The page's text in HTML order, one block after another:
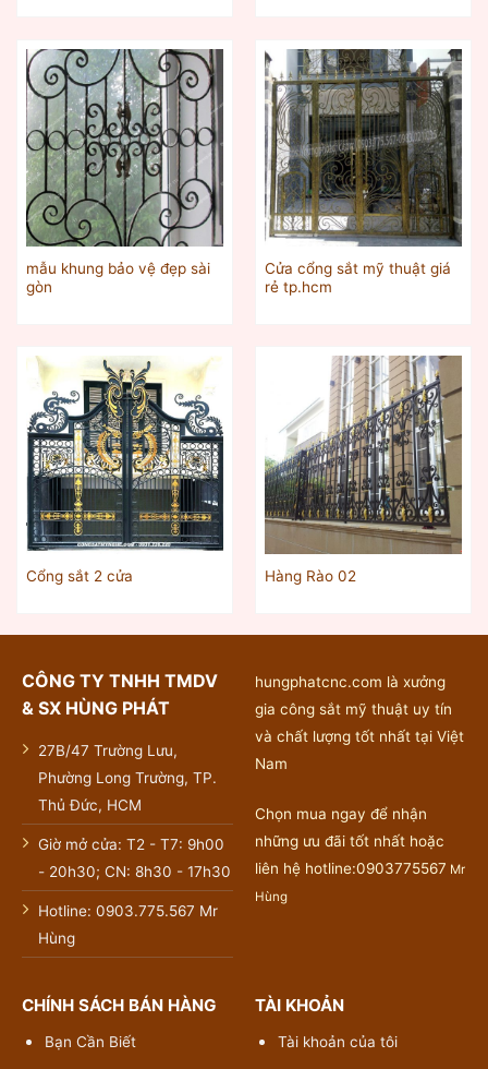
mẫu khung bảo vệ đẹp sài
gòn
Cửa cổng sắt mỹ thuật giá
rẻ tp.hcm
Cổng sắt 2 cửa Hàng Rào 02
CÔNG TY TNHH TMDV
& SX HÙNG PHÁT
27B/47 Trường Lưu,
Phường Long Trường, TP.
Thủ Đức, HCM
Giờ mở cửa: T2 - T7: 9h00
- 20h30; CN: 8h30 - 17h30
Hotline: 0903.775.567 Mr
Hùng
hungphatcnc.com là xưởng
gia công sắt mỹ thuật uy tín
và chất lượng tốt nhất tại Việt
Nam
Chọn mua ngay để nhận
những ưu đãi tốt nhất hoặc
liên hệ hotline:0903775567 Mr
Hùng
CHÍNH SÁCH BÁN HÀNG
Bạn Cần Biết
TÀI KHOẢN
Tài khoản của tôi